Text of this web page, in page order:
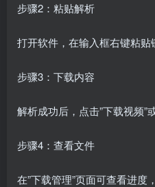
步骤2：粘贴解析
打开软件，在输入框右键粘贴
步骤3：下载内容
解析成功后，点击”下载视频”
步骤4：查看文件
在”下载管理”页面可查看进度